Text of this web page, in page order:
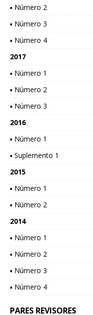
▪ Número 2
▪ Número 3
▪ Número 4
2017
▪ Número 1
▪ Número 2
▪ Número 3
2016
▪ Número 1
▪ Suplemento 1
2015
▪ Número 1
▪ Número 2
2014
▪ Número 1
▪ Número 2
▪ Número 3
▪ Número 4
PARES REVISORES